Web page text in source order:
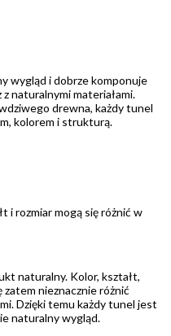
wygląd i dobrze komponuje
naturalnymi materiałami.
drewna, każdy tunel
kolorem i strukturą.
i rozmiar mogą się różnić w
naturalny. Kolor, kształt,
nieznacznie różnić
Dzięki temu każdy tunel jest
naturalny wygląd.